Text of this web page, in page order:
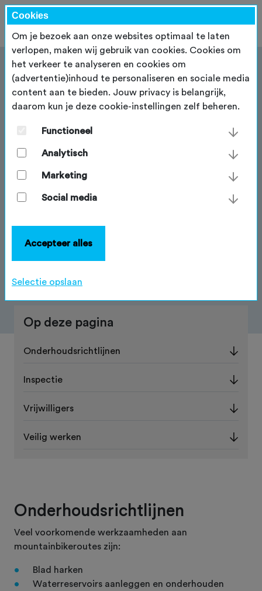
Routes onderhouden
Vrijwilligers bij trailcrews en
mountainbikeverenigingen spelen een belangrijke rol
mountainbikeroutes. Het groot onderhoud en de
aanleg is de verantwoordelijkheid van de
terreineigenaar. Het afwerken van de aangelegde
terreinbeheerder – door vrijwilligers worden
uitgevoerd.
Op deze pagina
Onderhoudsrichtlijnen
Inspectie
Vrijwilligers
Veilig werken
Onderhoudsrichtlijnen
Veel voorkomende werkzaamheden aan
mountainbikeroutes zijn:
Blad harken
Waterreservoirs aanleggen en onderhouden
Cookies
Om je bezoek aan onze websites optimaal te laten
verlopen, maken wij gebruik van cookies. Cookies om
het verkeer te analyseren en cookies om
(advertentie)inhoud te personaliseren en sociale media
content aan te bieden. Jouw privacy is belangrijk,
daarom kun je deze cookie-instellingen zelf beheren.
Functioneel
Analytisch
Marketing
Social media
Accepteer alles
Selectie opslaan